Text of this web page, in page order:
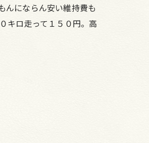
んにならん安い維持費も
キロ走って１５０円。高